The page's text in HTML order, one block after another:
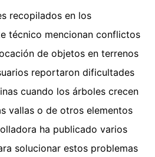
recopilados en los
técnico mencionan conflictos
de objetos en terrenos
reportaron dificultades
cuando los árboles crecen
vallas o de otros elementos
ha publicado varios
solucionar estos problemas